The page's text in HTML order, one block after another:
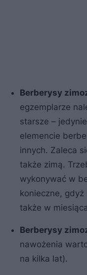
Berberysy
egzemplarze
starsze –
elemencie
innych. Zaleca
także zimą.
wykonywać w
konieczne,
także w
Berberysy
nawożenia
na kilka lat).